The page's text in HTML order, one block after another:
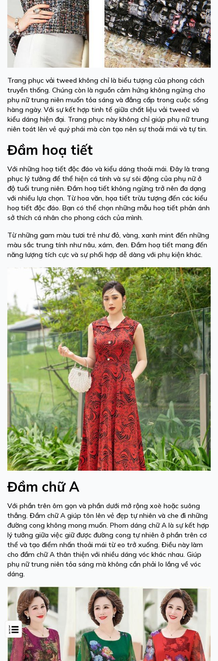
Trang phục vải tweed không chỉ là biểu tượng của phong cách
truyền thống. Chúng còn là nguồn cảm hứng không ngừng cho
phụ nữ trung niên muốn tỏa sáng và đẳng cấp trong cuộc sống
hàng ngày. Với sự kết hợp tinh tế giữa chất liệu vải tweed và
kiểu dáng hiện đại. Trang phục này không chỉ giúp phụ nữ trung
niên toát lên vẻ quý phái mà còn tạo nên sự thoải mái và tự tin.
Đầm hoạ tiết
Với những hoạ tiết độc đáo và kiểu dáng thoải mái. Đây là trang
phục lý tưởng để thể hiện cá tính và sự sôi động của phụ nữ ở
độ tuổi trung niên. Đầm hoạ tiết không ngừng trở nên đa dạng
với nhiều lựa chọn. Từ hoa văn, họa tiết trừu tượng đến các kiểu
hoạ tiết độc đáo. Bạn có thể chọn những mẫu hoạ tiết phản ánh
sở thích cá nhân cho phong cách của mình.
Từ những gam màu tươi trẻ như đỏ, vàng, xanh mint đến những
màu sắc trung tính như nâu, xám, đen. Đầm hoạ tiết mang đến
năng lượng tích cực và sự phối hợp dễ dàng với phụ kiện khác.
Đầm chữ A
Với phần trên ôm gọn và phần dưới mở rộng xoè hoặc suông
thẳng. Đầm chữ A giúp tôn lên vẻ đẹp tự nhiên và che đi những
đường cong không mong muốn. Phom dáng chữ A là sự kết hợp
lý tưởng giữa việc giữ được đường cong tự nhiên ở phần trên cơ
thể và tạo điểm nhấn thoải mái từ eo trở xuống. Điều này làm
cho đầm chữ A thân thiện với nhiều dáng vóc khác nhau. Giúp
phụ nữ trung niên tỏa sáng mà không cần phải lo lắng về vóc
dáng.